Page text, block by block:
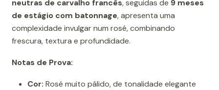
neutras de carvalho francês, seguidas de 9 meses
de estágio com batonnage, apresenta uma
complexidade invulgar num rosé, combinando
frescura, textura e profundidade.
Notas de Prova:
Cor: Rosé muito pálido, de tonalidade elegante